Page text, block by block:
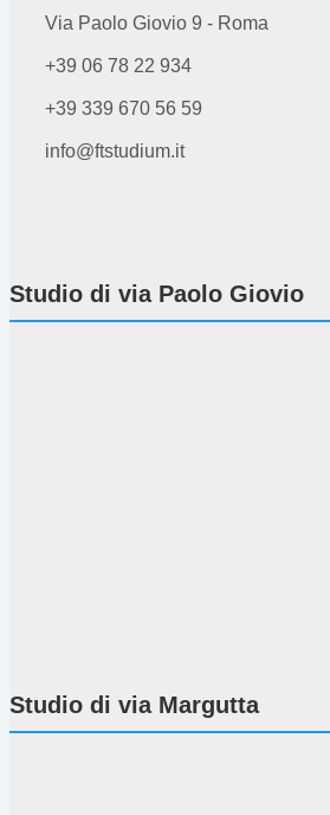
Via Paolo Giovio 9 - Roma
+39 06 78 22 934
+39 339 670 56 59
info@ftstudium.it
Studio di via Paolo Giovio
Studio di via Margutta